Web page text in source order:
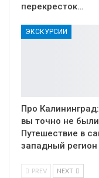
перекресток…
ЭКСКУРСИИ
Про
вы точно не
Путешествие в
западный регион
PREV NEXT